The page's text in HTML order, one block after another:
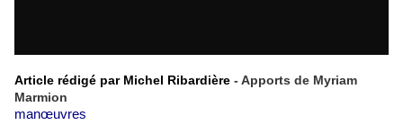
Article rédigé par Michel Ribardière - Apports de Myriam
Marmion
manœuvres